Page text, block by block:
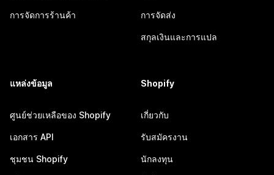
การจัดการร้านค้า การจัดส่ง
สกุลเงินและการแปล
แหล่งข้อมูล
ศูนย์ช่วยเหลือของ Shopify
เอกสาร API
ชุมชน Shopify
Shopify
เกี่ยวกับ
รับสมัครงาน
นักลงทุน